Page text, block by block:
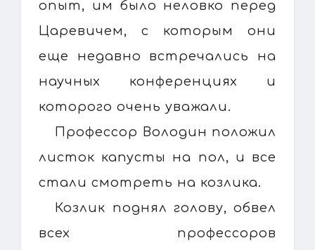
опыт, им было неловко перед
Царевичем, с которым они
еще недавно встречались на
научных конференциях и
которого очень уважали.
Профессор Володин положил
листок капусты на пол, и все
стали смотреть на козлика.
Козлик поднял голову, обвел
всех профессоров